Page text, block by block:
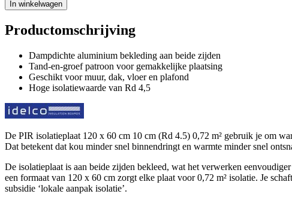
In winkelwagen
Productomschrijving
Dampdichte aluminium bekleding aan beide zijden
Tand-en-groef patroon voor gemakkelijke plaatsing
Geschikt voor muur, dak, vloer en plafond
Hoge isolatiewaarde van Rd 4,5
De PIR isolatieplaat 120 x 60 cm 10 cm (Rd 4.5) 0,72 m² gebruik je om
Dat betekent dat kou minder snel binnendringt en warmte minder snel
De isolatieplaat is aan beide zijden bekleed, wat het verwerken
een formaat van 120 x 60 cm zorgt elke plaat voor 0,72 m² isolatie. Je
subsidie ‘lokale aanpak isolatie’.